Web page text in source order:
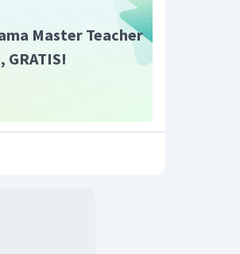
Master Teacher
GRATIS!